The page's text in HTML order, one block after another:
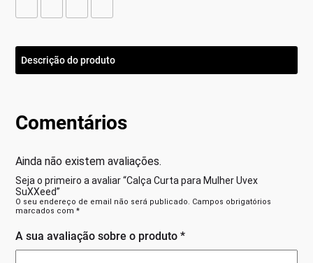
Descrição do produto
Comentários
Ainda não existem avaliações.
Seja o primeiro a avaliar “Calça Curta para Mulher Uvex
SuXXeed”
O seu endereço de email não será publicado. Campos obrigatórios
marcados com*
A sua avaliação sobre o produto*